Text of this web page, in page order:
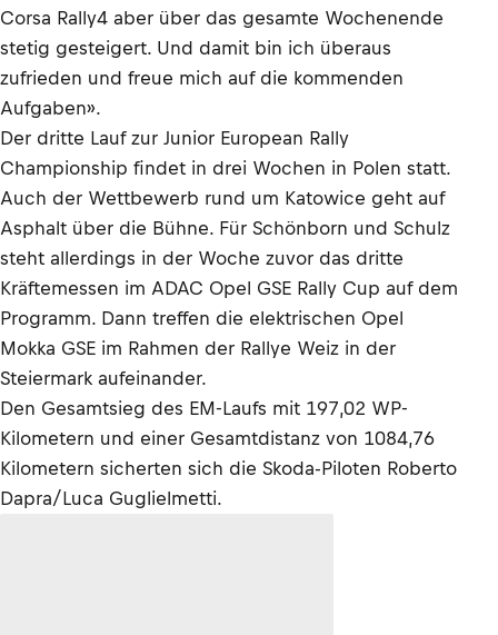
Corsa Rally4 aber über das gesamte Wochenende
stetig gesteigert. Und damit bin ich überaus
zufrieden und freue mich auf die kommenden
Aufgaben».
Der dritte Lauf zur Junior European Rally
Championship findet in drei Wochen in Polen statt.
Auch der Wettbewerb rund um Katowice geht auf
Asphalt über die Bühne. Für Schönborn und Schulz
steht allerdings in der Woche zuvor das dritte
Kräftemessen im ADAC Opel GSE Rally Cup auf dem
Programm. Dann treffen die elektrischen Opel
Mokka GSE im Rahmen der Rallye Weiz in der
Steiermark aufeinander.
Den Gesamtsieg des EM-Laufs mit 197,02 WP-
Kilometern und einer Gesamtdistanz von 1084,76
Kilometern sicherten sich die Skoda-Piloten Roberto
Dapra/Luca Guglielmetti.